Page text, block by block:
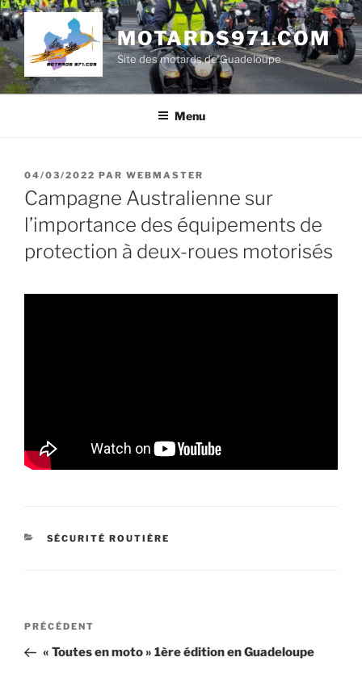
Aller
au
contenu
principal
MOTARDS971.COM
Site des motards de Guadeloupe
Menu
PUBLIÉ
LE
04/03/2022 PAR WEBMASTER
Campagne Australienne sur
l’importance des équipements de
protection à deux-roues motorisés
CATÉGORIES
SÉCURITÉ ROUTIÈRE
Navigation
l’article
Article
précédent
PRÉCÉDENT
« Toutes en moto » 1ère édition en Guadeloupe